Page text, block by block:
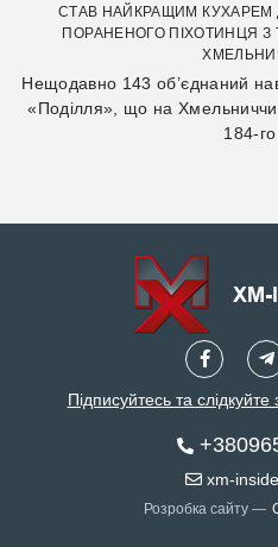
СТАВ НАЙКРАЩИМ КУХАРЕМ
ПОРАНЕНОГО ПІХОТИНЦЯ
Нещодавно 143 об’єднаний
«Поділля», що на
184-
Підписуйтесь та
xm-
Розробка сайту —